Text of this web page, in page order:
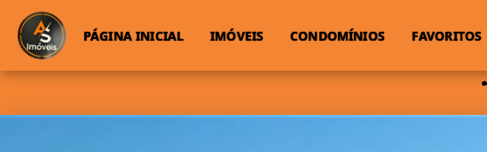
PÁGINA INICIAL IMÓVEIS CONDOMÍNIOS FAVORITOS